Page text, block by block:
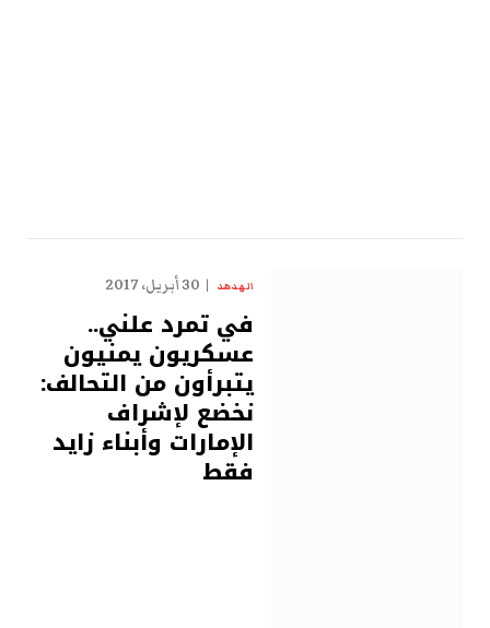
الهدهد 30 أبريل، 2017
في تمرد علني..
عسكريون يمنيون
يتبرأون من التحالف:
نخضع لإشراف
الإمارات وأبناء زايد
فقط